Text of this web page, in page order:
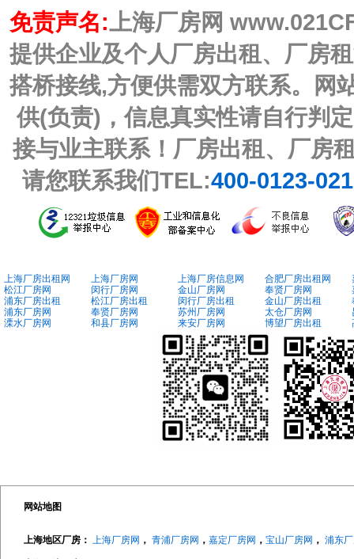
免责声名:上海厂房网
提供企业及个人厂房出租、厂房
搭桥接线,方便供需双方联系。网
供(负责)，信息真实性请自行判
接与业主联系！厂房出租、厂房
请您联系我们TEL:400-0123-
上海厂房出租网 上海厂房网 上海厂房信息网 合肥厂房出租网
松江厂房网
闵行厂房网 金山厂房网 奉贤厂房网
浦东厂房出租
松江厂房出租 闵行厂房出租 金山厂房出租
浦东厂房网
奉贤厂房网 苏州厂房网 太仓厂房网
溧水厂房网
和县厂房网 来安厂房网 博望厂房出租
网站地图
上海地区厂房： 上海厂房网 ， 青浦厂房网 ， 嘉定厂房网 ， 宝山厂房网 ， 浦东